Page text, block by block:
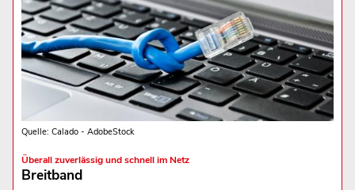
Quelle: Calado - AdobeStock
Überall zuverlässig und schnell im Netz
Breitband